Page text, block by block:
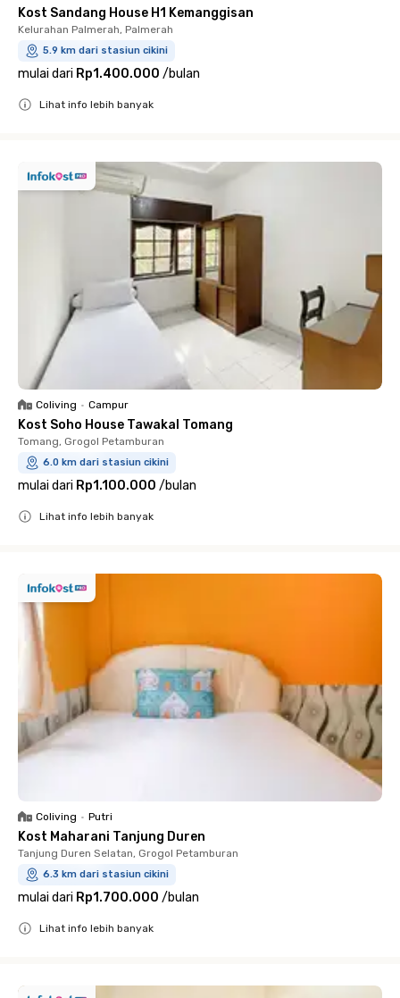
Kost Sandang House H1 Kemanggisan
Kelurahan Palmerah, Palmerah
5.9 km dari stasiun cikini
mulai dari Rp1.400.000 /bulan
Lihat info lebih banyak
Coliving • Campur
Kost Soho House Tawakal Tomang
Tomang, Grogol Petamburan
6.0 km dari stasiun cikini
mulai dari Rp1.100.000 /bulan
Lihat info lebih banyak
Coliving • Putri
Kost Maharani Tanjung Duren
Tanjung Duren Selatan, Grogol Petamburan
6.3 km dari stasiun cikini
mulai dari Rp1.700.000 /bulan
Lihat info lebih banyak